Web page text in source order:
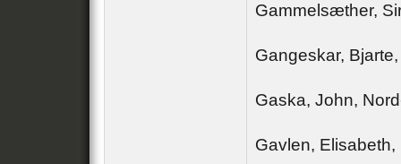
Gammelsæther,
Gangeskar,
Gaska, John,
Gavlen, Elisabeth,